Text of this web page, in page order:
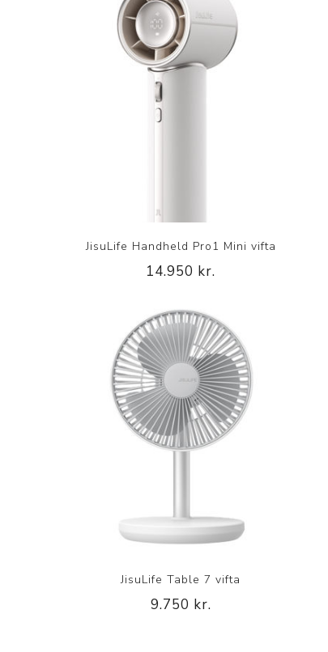
JisuLife Handheld Pro1 Mini vifta
14.950 kr.
JisuLife Table 7 vifta
9.750 kr.